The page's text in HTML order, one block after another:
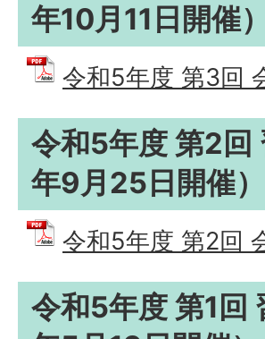
年10月11日開催）
令和5年度 第3回
令和5年度 第2回
年9月25日開催）
令和5年度 第2回
令和5年度 第1回